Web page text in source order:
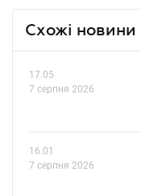
Схожі новини
17.05
7 серпня 2026
16.01
7 серпня 2026